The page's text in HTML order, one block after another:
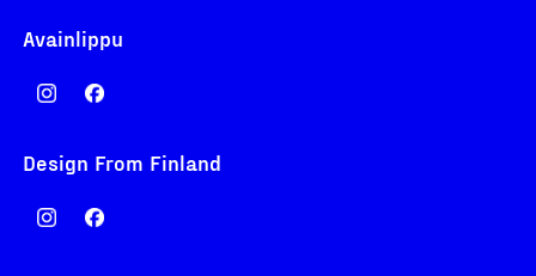
Avainlippu
Design From Finland